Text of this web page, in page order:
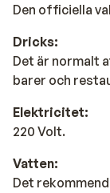
Den officiella
Dricks:
Det är normalt
barer och
Elektricitet:
220 Volt.
Vatten:
Det